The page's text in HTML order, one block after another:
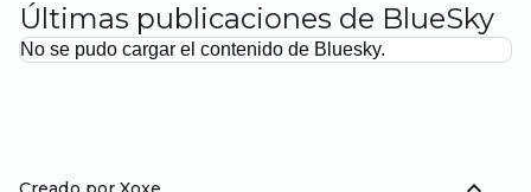
Últimas publicaciones de BlueSky
No se pudo cargar el contenido de Bluesky.